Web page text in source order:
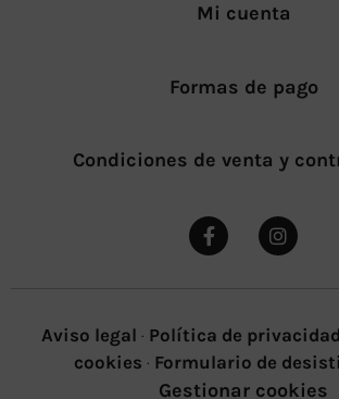
Mi cuenta
Formas de pago
Condiciones de venta y
Aviso legal · Política de privacidad
cookies · Formulario de
Gestionar cookies